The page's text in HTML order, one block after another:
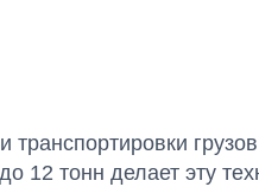
12 тонн делает эту